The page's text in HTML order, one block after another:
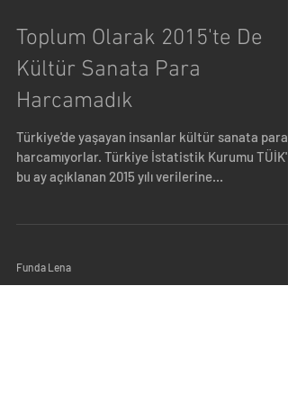
Toplum Olarak 2015'te De
Kültür Sanata Para
Harcamadık
Türkiye'de yaşayan insanlar kültür sanata para
harcamıyorlar. Türkiye İstatistik Kurumu
bu ay açıklanan 2015 yılı verilerine...
Funda Lena